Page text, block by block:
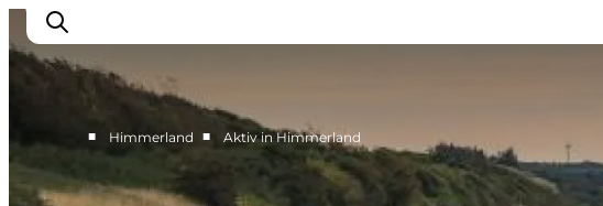
Erlebnisse
■ Himmerland ■ Aktiv in Himmerland